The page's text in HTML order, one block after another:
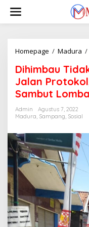
konten
Homepage / Madura /
Dihimbau
Jalan
Sambut
Admin
Agustus 7, 2022
Madura, Sampang, Sosial